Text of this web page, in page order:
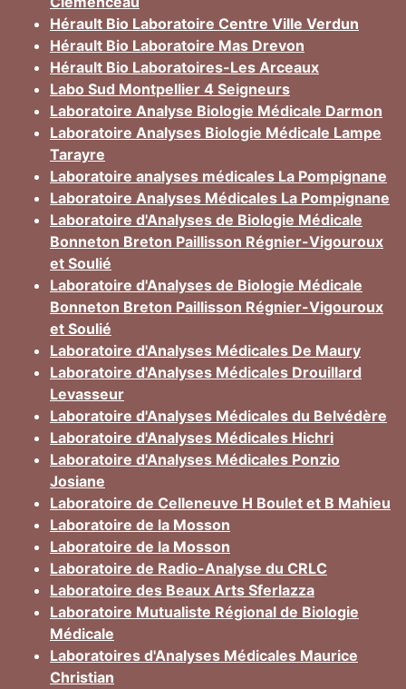
Hérault Bio Laboratoire Centre Ville Verdun
Hérault Bio Laboratoire Mas Drevon
Hérault Bio Laboratoires-Les Arceaux
Labo Sud Montpellier 4 Seigneurs
Laboratoire Analyse Biologie Médicale Darmon
Laboratoire Analyses Biologie Médicale Lampe
Tarayre
Laboratoire analyses médicales La Pompignane
Laboratoire Analyses Médicales La Pompignane
Laboratoire d'Analyses de Biologie Médicale
Bonneton Breton Paillisson Régnier-Vigouroux
et Soulié
Laboratoire d'Analyses de Biologie Médicale
Bonneton Breton Paillisson Régnier-Vigouroux
et Soulié
Laboratoire d'Analyses Médicales De Maury
Laboratoire d'Analyses Médicales Drouillard
Levasseur
Laboratoire d'Analyses Médicales du Belvédère
Laboratoire d'Analyses Médicales Hichri
Laboratoire d'Analyses Médicales Ponzio
Josiane
Laboratoire de Celleneuve H Boulet et B Mahieu
Laboratoire de la Mosson
Laboratoire de la Mosson
Laboratoire de Radio-Analyse du CRLC
Laboratoire des Beaux Arts Sferlazza
Laboratoire Mutualiste Régional de Biologie
Médicale
Laboratoires d'Analyses Médicales Maurice
Christian